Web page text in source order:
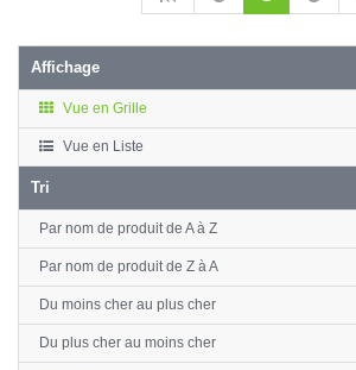
Affichage
Vue en Grille
Vue en Liste
Tri
Par nom de produit de A à Z
Par nom de produit de Z à A
Du moins cher au plus cher
Du plus cher au moins cher